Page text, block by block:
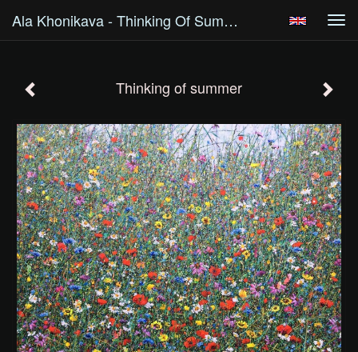
Ala Khonikava - Thinking Of Summer
Thinking of summer